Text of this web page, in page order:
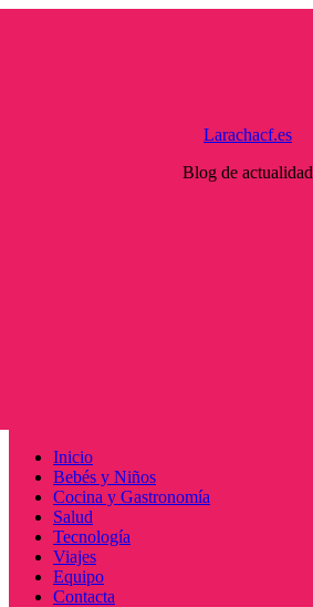
Larachacf.es
Blog de actualidad
Menú
principal
Inicio
Bebés y Niños
Cocina y Gastronomía
Salud
Tecnología
Viajes
Equipo
Contacta